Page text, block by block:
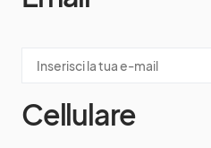
Cellulare